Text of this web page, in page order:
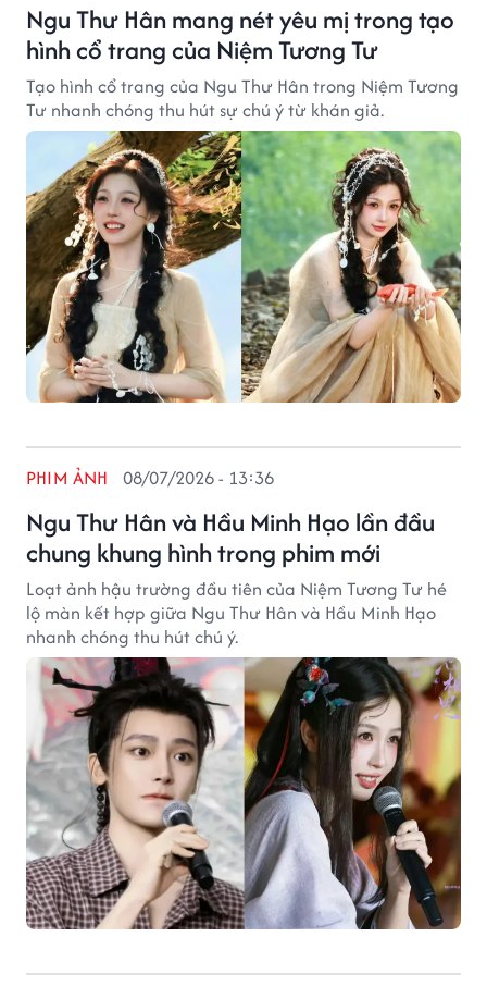
Ngu Thư Hân mang nét yêu mị trong tạo
hình cổ trang của Niệm Tương Tư
Tạo hình cổ trang của Ngu Thư Hân trong Niệm Tương
Tư nhanh chóng thu hút sự chú ý từ khán giả.
Ngu Thư Hân và Hầu Minh Hạo lần đầu
chung khung hình trong phim mới
PHIM ẢNH 08/07/2026 - 13:36
Loạt ảnh hậu trường đầu tiên của Niệm Tương Tư hé
lộ màn kết hợp giữa Ngu Thư Hân và Hầu Minh Hạo
nhanh chóng thu hút chú ý.